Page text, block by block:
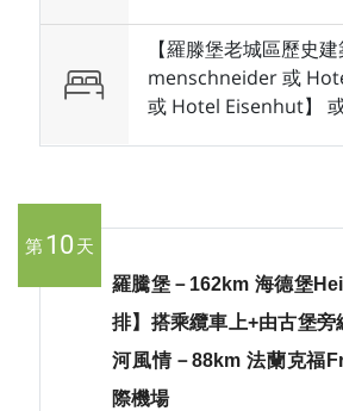
【羅滕堡老城區歷史
menschneider 或
或 Hotel Eisenhut】
第10 天
羅騰堡－162km 海德堡
排】搭乘纜車上+由古堡旁
河風情－88km 法蘭克福
際機場